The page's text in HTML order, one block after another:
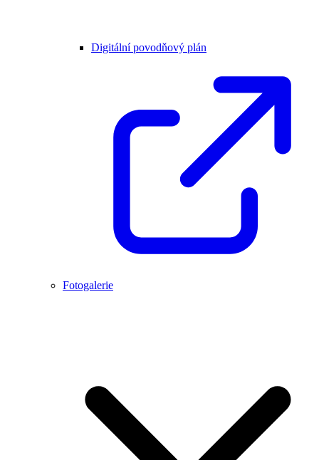
Digitální povodňový plán
Fotogalerie